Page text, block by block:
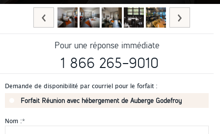
Pour une réponse immédiate
1 866 265-9010
Demande de disponibilité par courriel pour le forfait :
Forfait Réunion avec hébergement de Auberge Godefroy
Nom :*